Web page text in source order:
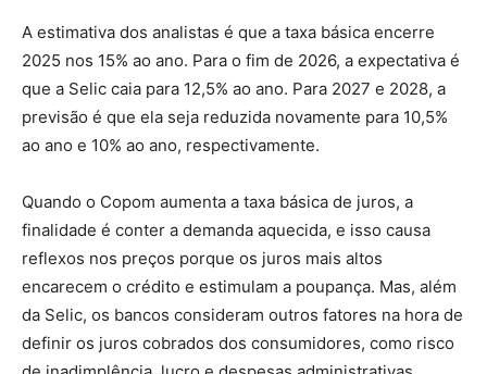
A estimativa dos analistas é que a taxa básica encerre
2025 nos 15% ao ano. Para o fim de 2026, a expectativa é
que a Selic caia para 12,5% ao ano. Para 2027 e 2028, a
previsão é que ela seja reduzida novamente para 10,5%
ao ano e 10% ao ano, respectivamente.
Quando o Copom aumenta a taxa básica de juros, a
finalidade é conter a demanda aquecida, e isso causa
reflexos nos preços porque os juros mais altos
encarecem o crédito e estimulam a poupança. Mas, além
da Selic, os bancos consideram outros fatores na hora de
definir os juros cobrados dos consumidores, como risco